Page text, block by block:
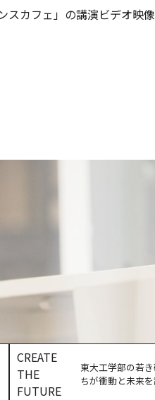
スカフェ」の講演ビデオ映
CREATE
THE
FUTURE
東大工学部の若
ちが衝動と未来を